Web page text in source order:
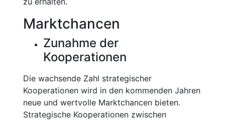
Marktchancen
Zunahme der
Kooperationen
Die wachsende Zahl strategischer
Kooperationen wird in den kommenden Jahren
neue und wertvolle Marktchancen bieten.
Strategische Kooperationen zwischen